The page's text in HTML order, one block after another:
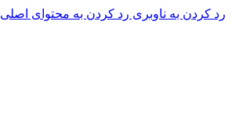
رد کردن به ناوبری رد کردن به محتوای اصلی